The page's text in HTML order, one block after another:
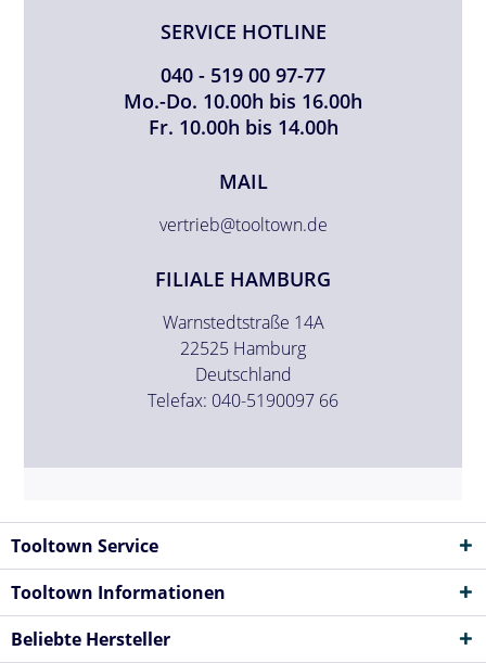
SERVICE HOTLINE
040 - 519 00 97-77
Mo.-Do. 10.00h bis 16.00h
Fr. 10.00h bis 14.00h
MAIL
vertrieb@tooltown.de
FILIALE HAMBURG
Warnstedtstraße 14A
22525 Hamburg
Deutschland
Telefax: 040-5190097 66
Tooltown Service
Tooltown Informationen
Beliebte Hersteller